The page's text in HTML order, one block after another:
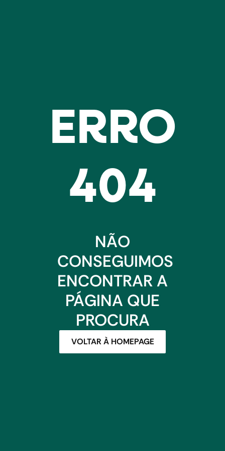
ERRO
404
NÃO
CONSEGUIMOS
ENCONTRAR A
PÁGINA QUE
PROCURA
VOLTAR À HOMEPAGE